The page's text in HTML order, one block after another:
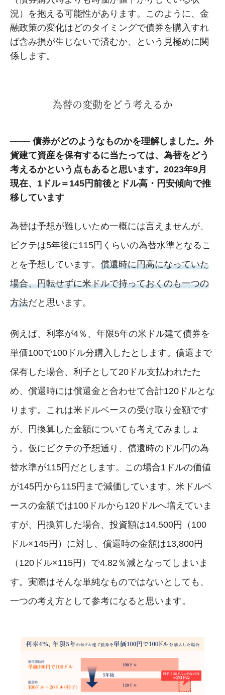
況）を抱える可能性があります。このように、金
融政策の変化はどのタイミングで債券を購入すれ
ば含み損が生じないで済むか、という見極めに関
係します。
為替の変動をどう考えるか
債券がどのようなものかを理解しました。外
貨建て資産を保有するに当たっては、為替をどう
考えるかという点もあると思います。2023年9月
現在、1ドル＝145円前後とドル高・円安傾向で推
移しています
為替は予想が難しいため一概には言えませんが、
ピクテは5年後に115円くらいの為替水準となるこ
とを予想しています。 償還時に円高になっていた
場合、円転せずに米ドルで持っておくのも一つの
方法だと思います。
例えば、利率が4％、年限5年の米ドル建て債券を
単価100で100ドル分購入したとします。償還まで
保有した場合、利子として20ドル支払われたた
め、償還時には償還金と合わせて合計120ドルとな
ります。これは米ドルベースの受け取り金額です
が、円換算した金額についても考えてみましょ
う。仮にピクテの予想通り、償還時のドル円の為
替水準が115円だとします。この場合1ドルの価値
が145円から115円まで減価しています。米ドルベ
ースの金額では100ドルから120ドルへ増えていま
すが、円換算した場合、投資額は14,500円（100
ドル×145円）に対し、償還時の金額は13,800円
（120ドル×115円）で4.82％減となってしまいま
す。実際はそんな単純なものではないとしても、
一つの考え方として参考になると思います。